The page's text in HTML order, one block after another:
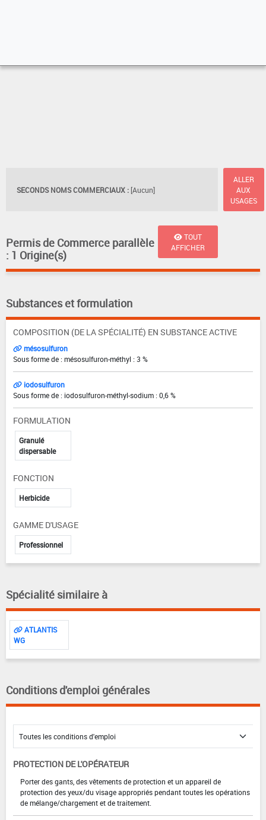
SECONDS NOMS COMMERCIAUX : [Aucun]
ALLER
AUX
USAGES
Permis de Commerce parallèle
: 1 Origine(s)
TOUT
AFFICHER
Substances et formulation
COMPOSITION (DE LA SPÉCIALITÉ) EN SUBSTANCE ACTIVE
mésosulfuron
Sous forme de : mésosulfuron-méthyl : 3 %
iodosulfuron
Sous forme de : iodosulfuron-méthyl-sodium : 0,6 %
FORMULATION
Granulé
dispersable
FONCTION
Herbicide
GAMME D'USAGE
Professionnel
Spécialité similaire à
ATLANTIS
WG
Conditions d'emploi générales
PROTECTION DE L'OPÉRATEUR
Porter des gants, des vêtements de protection et un appareil de
protection des yeux/du visage appropriés pendant toutes les opérations
de mélange/chargement et de traitement.